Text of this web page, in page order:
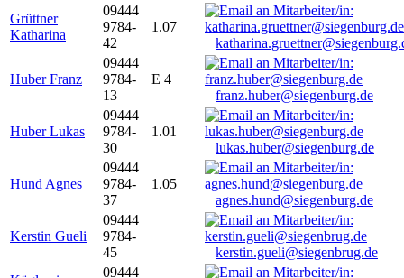
Grüttner
Katharina
09444
9784-
42
1.07
Huber Franz
09444
9784-
13
E 4
franz.huber@siegenburg.de
Huber Lukas
09444
9784-
30
1.01
lukas.huber@siegenburg.de
Hund Agnes
09444
9784-
37
1.05
agnes.hund@siegenburg.de
Kerstin Gueli
09444
9784-
45
kerstin.gueli@siegenbrug.de
09444